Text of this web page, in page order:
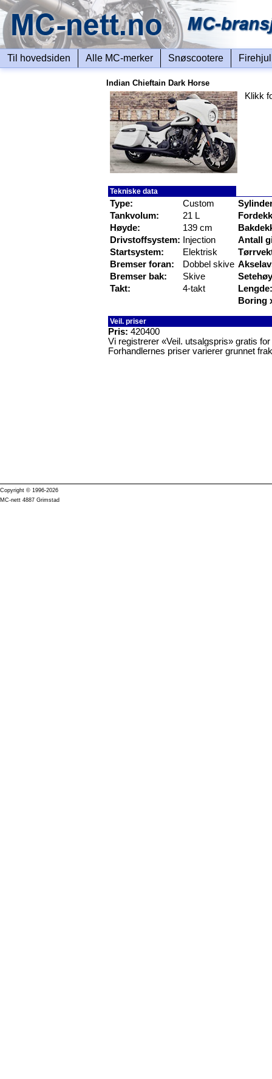
Til hovedsiden Alle MC-merker Snøscootere
Indian Chieftain Dark Horse
Klikk
Tekniske data
Type:
Custom
Tankvolum:
21 L
Høyde:
139 cm
Drivstoffsystem:
Injection
Startsystem:
Elektrisk
Bremser foran:
Dobbel skive
Bremser bak:
Skive
Takt:
4-takt
Antall
Lengde:
Boring
Veil. priser
Pris: 420400
Vi registrerer «Veil. utsalgspris» gratis
Forhandlernes priser varierer grunnet
Copyright © 1996-2026
MC-nett 4887 Grimstad